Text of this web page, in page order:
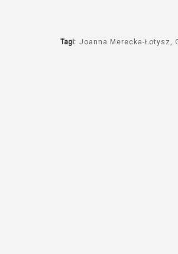
Tagi: Joanna Merecka-Łotysz